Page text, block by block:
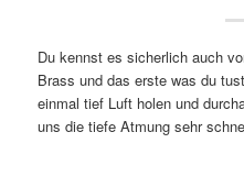
Du kennst es sicherlich auch
Brass und das erste was du
einmal tief Luft holen und
uns die tiefe Atmung sehr